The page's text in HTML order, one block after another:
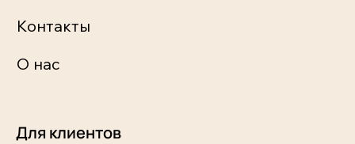
Контакты
О нас
Для клиентов